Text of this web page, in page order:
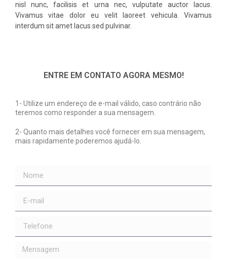
nisl nunc, facilisis et urna nec, vulputate auctor lacus.
Vivamus vitae dolor eu velit laoreet vehicula. Vivamus
interdum sit amet lacus sed pulvinar.
ENTRE EM CONTATO AGORA MESMO!
1- Utilize um endereço de e-mail válido, caso contrário não
teremos como responder a sua mensagem.
2- Quanto mais detalhes você fornecer em sua mensagem,
mais rapidamente poderemos ajudá-lo.